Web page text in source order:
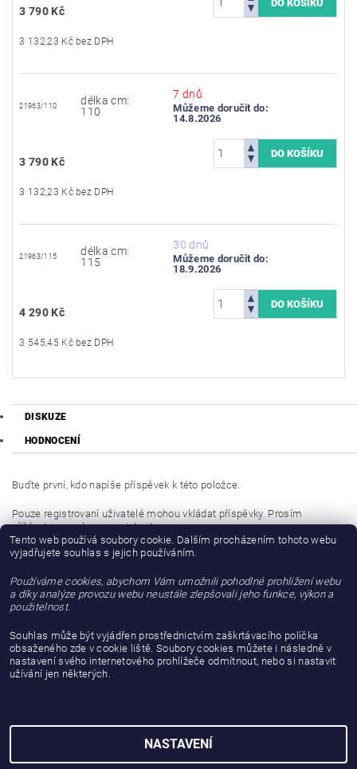
3 790 Kč
3 132,23 Kč bez DPH
21963/110
délka cm:
110
7 dnů
Můžeme doručit do:
14.8.2026
3 790 Kč
3 132,23 Kč bez DPH
21963/115
délka cm:
115
30 dnů
Můžeme doručit do:
18.9.2026
4 290 Kč
3 545,45 Kč bez DPH
DISKUZE
HODNOCENÍ
Buďte první, kdo napíše příspěvek k této položce.
Pouze registrovaní uživatelé mohou vkládat příspěvky. Prosím
přihlaste senebo seregistrujte.
Buďte první, kdo napíše příspěvek k této položce.
Přidat hodnocení
2026 © gattanera.com, všechna práva vyhrazena
Tento web používá soubory cookie. Dalším procházením tohoto webu
vyjadřujete souhlas s jejich používáním.
Používáme cookies, abychom Vám umožnili pohodlné prohlížení webu
a díky analýze provozu webu neustále zlepšovali jeho funkce, výkon a
použitelnost.
Souhlas může být vyjádřen prostřednictvím zaškrtávacího políčka
obsaženého zde v cookie liště. Soubory cookies můžete i následně v
nastavení svého internetového prohlížeče odmítnout, nebo si nastavit
užívání jen některých.
NASTAVENÍ